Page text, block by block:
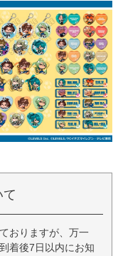
おりますが、万一
着後7日以内にお知